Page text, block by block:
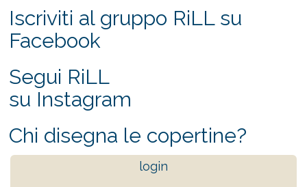
Iscriviti al gruppo RiLL su
Facebook
Segui RiLL
su Instagram
Chi disegna le copertine?
login